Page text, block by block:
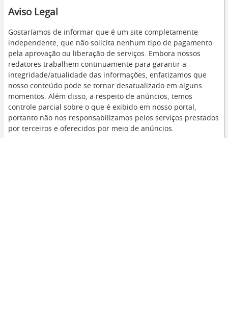
Aviso Legal
Gostaríamos de informar que é um site completamente
independente, que não solicita nenhum tipo de pagamento
pela aprovação ou liberação de serviços. Embora nossos
redatores trabalhem continuamente para garantir a
integridade/atualidade das informações, enfatizamos que
nosso conteúdo pode se tornar desatualizado em alguns
momentos. Além disso, a respeito de anúncios, temos
controle parcial sobre o que é exibido em nosso portal,
portanto não nos responsabilizamos pelos serviços prestados
por terceiros e oferecidos por meio de anúncios.